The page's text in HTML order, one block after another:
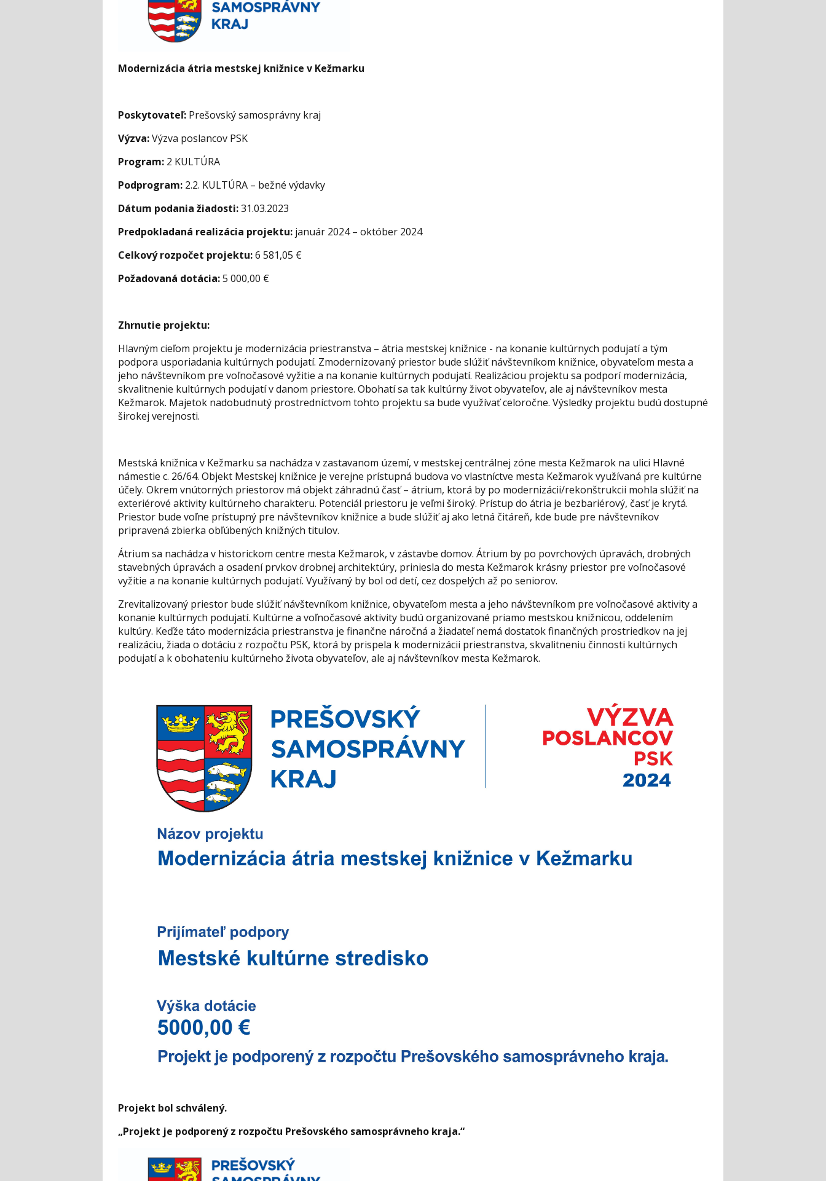
Modernizácia átria mestskej knižnice v Kežmarku
Poskytovateľ: Prešovský samosprávny kraj
Výzva:Výzva poslancov PSK
Program: 2 KULTÚRA
Podprogram: 2.2. KULTÚRA – bežné výdavky
Dátum podania žiadosti:31.03.2023
Predpokladaná realizácia projektu: január 2024 – október 2024
Celkový rozpočet projektu:6 581,05 €
Požadovaná dotácia:5 000,00 €
Zhrnutie projektu:
Hlavným cieľom projektu je modernizácia priestranstva – átria mestskej knižnice - na konanie kultúrnych podujatí a tým
podpora usporiadania kultúrnych podujatí. Zmodernizovaný priestor bude slúžiť návštevníkom knižnice, obyvateľom mesta a
jeho návštevníkom pre voľnočasové vyžitie a na konanie kultúrnych podujatí. Realizáciou projektu sa podporí modernizácia,
skvalitnenie kultúrnych podujatí v danom priestore. Obohatí sa tak kultúrny život obyvateľov, ale aj návštevníkov mesta
Kežmarok. Majetok nadobudnutý prostredníctvom tohto projektu sa bude využívať celoročne. Výsledky projektu budú dostupné
širokej verejnosti.
Mestská knižnica v Kežmarku sa nachádza v zastavanom území, v mestskej centrálnej zóne mesta Kežmarok na ulici Hlavné
námestie c. 26/64. Objekt Mestskej knižnice je verejne prístupná budova vo vlastníctve mesta Kežmarok využívaná pre kultúrne
účely. Okrem vnútorných priestorov má objekt záhradnú časť – átrium, ktorá by po modernizácii/rekonštrukcii mohla slúžiť na
exteriérové aktivity kultúrneho charakteru. Potenciál priestoru je veľmi široký. Prístup do átria je bezbariérový, časť je krytá.
Priestor bude voľne prístupný pre návštevníkov knižnice a bude slúžiť aj ako letná čitáreň, kde bude pre návštevníkov
pripravená zbierka obľúbených knižných titulov.
Átrium sa nachádza v historickom centre mesta Kežmarok, v zástavbe domov. Átrium by po povrchových úpravách, drobných
stavebných úpravách a osadení prvkov drobnej architektúry, priniesla do mesta Kežmarok krásny priestor pre voľnočasové
vyžitie a na konanie kultúrnych podujatí. Využívaný by bol od detí, cez dospelých až po seniorov.
Zrevitalizovaný priestor bude slúžiť návštevníkom knižnice, obyvateľom mesta a jeho návštevníkom pre voľnočasové aktivity a
konanie kultúrnych podujatí. Kultúrne a voľnočasové aktivity budú organizované priamo mestskou knižnicou, oddelením
kultúry. Keďže táto modernizácia priestranstva je finančne náročná a žiadateľ nemá dostatok finančných prostriedkov na jej
realizáciu, žiada o dotáciu z rozpočtu PSK, ktorá by prispela k modernizácii priestranstva, skvalitneniu činnosti kultúrnych
podujatí a k obohateniu kultúrneho života obyvateľov, ale aj návštevníkov mesta Kežmarok.
Projekt bol schválený.
„Projekt je podporený z rozpočtu Prešovského samosprávneho kraja.“